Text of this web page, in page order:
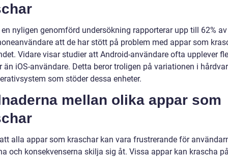
nyligen genomförd undersökning rapporterar upp till 62% av
att de har stött på problem med appar som
Vidare visar studier att Android-användare ofta upplever
än iOS-användare. Detta beror troligen på variationen i
som stöder dessa enheter.
mellan olika appar som
alla appar som kraschar kan vara frustrerande för
och konsekvenserna skilja sig åt. Vissa appar kan krascha